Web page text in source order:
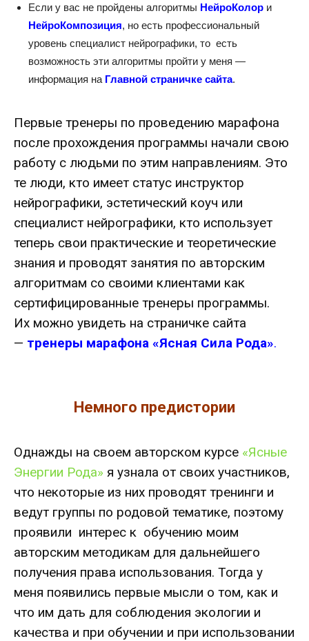
Если у вас не пройдены алгоритмы НейроКолор и
НейроКомпозиция, но есть профессиональный
уровень специалист нейрографики, то есть
возможность эти алгоритмы пройти у меня —
информация на Главной страничке сайта.
Первые тренеры по проведению марафона
после прохождения программы начали свою
работу с людьми по этим направлениям. Это
те люди, кто имеет статус инструктор
нейрографики, эстетический коуч или
специалист нейрографики, кто использует
теперь свои практические и теоретические
знания и проводят занятия по авторским
алгоритмам со своими клиентами как
сертифицированные тренеры программы.
Их можно увидеть на страничке сайта
— тренеры марафона «Ясная Сила Рода».
Немного предистории
Однажды на своем авторском курсе «Ясные
Энергии Рода» я узнала от своих участников,
что некоторые из них проводят тренинги и
ведут группы по родовой тематике, поэтому
проявили интерес к обучению моим
авторским методикам для дальнейшего
получения права использования. Тогда у
меня появились первые мысли о том, как и
что им дать для соблюдения экологии и
качества и при обучении и при использовании